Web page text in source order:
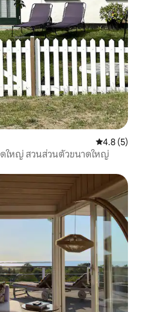
คะแนนเฉลี่
4.8 (5)
ผ่อนคลาย ที่พักฤดูร้อนขนาดใหญ่ สวนส่วนตัวขนาดใหญ่